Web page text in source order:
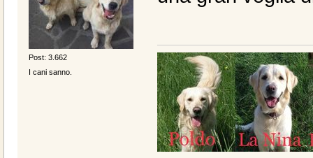
Post: 3.662
I cani sanno.